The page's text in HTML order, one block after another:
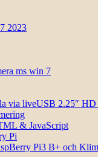
2023
ms win 7
via liveUSB 2.25″
& JavaScript
Pi
Pi3 B+ och